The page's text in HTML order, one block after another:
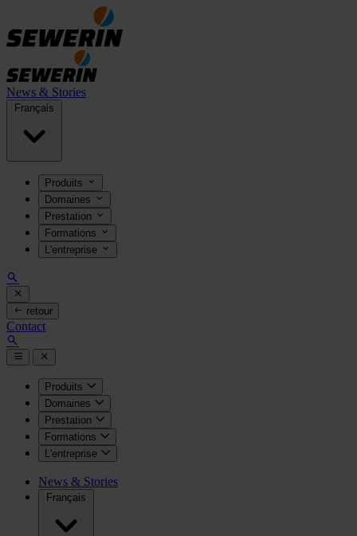
News & Stories
Français
Produits
Domaines
Prestation
Formations
L'entreprise
retour
Contact
Produits
Domaines
Prestation
Formations
L'entreprise
News & Stories
Français